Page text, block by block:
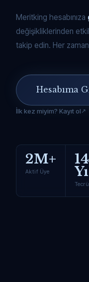
Meritking hesabınıza
değişikliklerinden
takip edin. Her
Hesabıma
İlk kez miyim? Kayıt ol
2M+
Aktif Üye
14